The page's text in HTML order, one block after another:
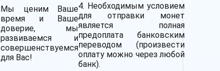
Мы ценим Ваше
время и Ваше
доверие, мы
развиваемся и
совершенствуемся
для Вас!
4. Необходимым условием
для отправки монет
является полная
предоплата банковским
переводом (произвести
оплату можно через любой
банк).